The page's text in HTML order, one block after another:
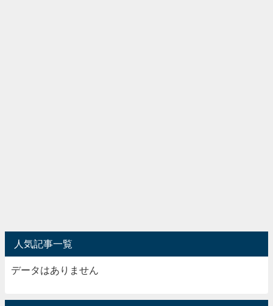
人気記事一覧
データはありません